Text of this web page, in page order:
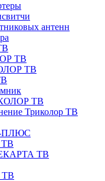
антенн
ТВ
ТВ
ТВ
Триколор ТВ
ПЛЮС
ТВ
ТВ
ТВ